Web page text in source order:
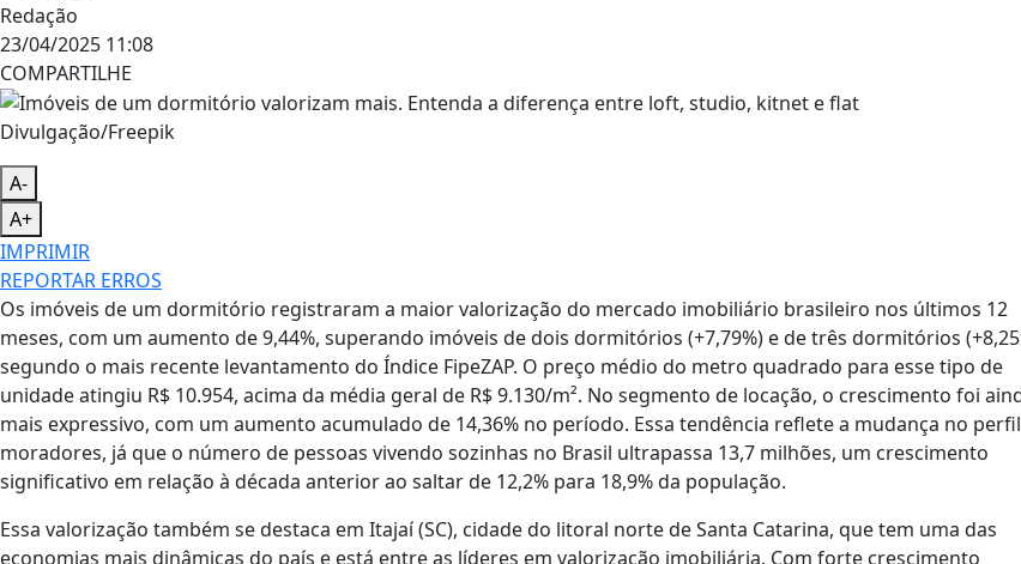
Redação
23/04/2025 11:08
COMPARTILHE
Divulgação/Freepik
A-
A+
IMPRIMIR
REPORTAR ERROS
Os imóveis de um dormitório registraram a maior valorização do mercado imobiliário brasileiro nos últimos 12
meses, com um aumento de 9,44%, superando imóveis de dois dormitórios (+7,79%) e de três dormitórios
segundo o mais recente levantamento do Índice FipeZAP. O preço médio do metro quadrado para esse tipo de
unidade atingiu R$ 10.954, acima da média geral de R$ 9.130/m². No segmento de locação, o crescimento foi
mais expressivo, com um aumento acumulado de 14,36% no período. Essa tendência reflete a mudança no
moradores, já que o número de pessoas vivendo sozinhas no Brasil ultrapassa 13,7 milhões, um crescimento
significativo em relação à década anterior ao saltar de 12,2% para 18,9% da população.
Essa valorização também se destaca em Itajaí (SC), cidade do litoral norte de Santa Catarina, que tem uma das
economias mais dinâmicas do país e está entre as líderes em valorização imobiliária. Com forte crescimento